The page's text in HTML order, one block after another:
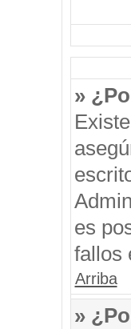
»
es
fallos
Arriba
»